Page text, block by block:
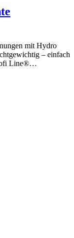
mit Hydro
– einfach
Line®…